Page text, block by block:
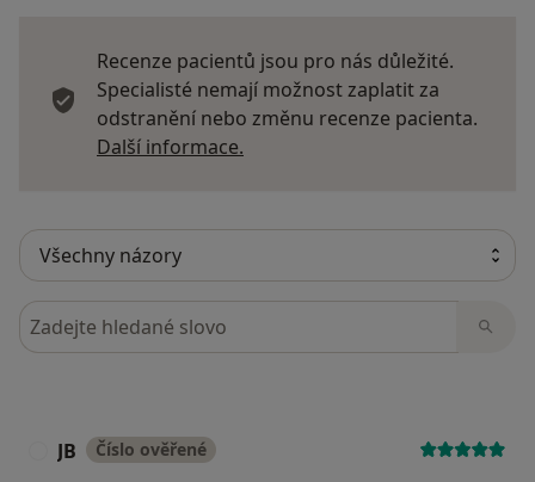
Recenze pacientů jsou pro nás důležité.
Specialisté nemají možnost zaplatit za
odstranění nebo změnu recenze pacienta.
Další informace.
Hledejte v názorech
JB Číslo ověřené